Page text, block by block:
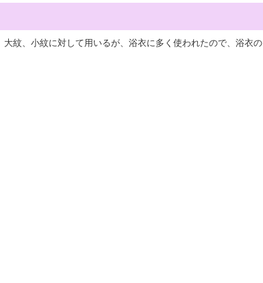
紋、小紋に対して用いるが、浴衣に多く使われたので、浴衣の